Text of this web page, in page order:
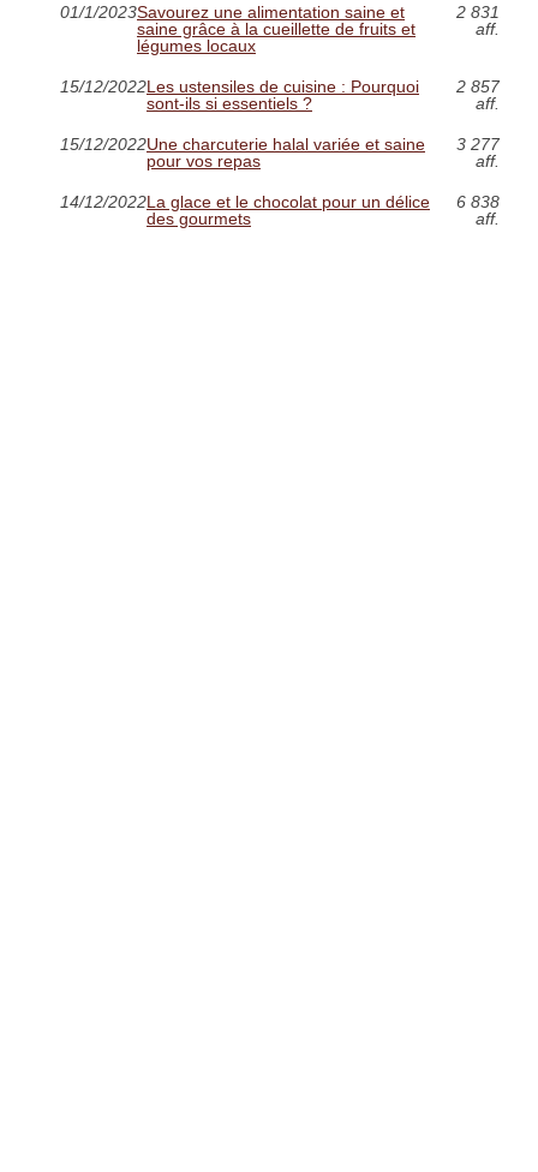
01/1/2023Savourez une alimentation saine et
saine grâce à la cueillette de fruits et
légumes locaux
2 831
aff.
15/12/2022Les ustensiles de cuisine : Pourquoi
sont-ils si essentiels ?
2 857
aff.
15/12/2022Une charcuterie halal variée et saine
pour vos repas
3 277
aff.
14/12/2022La glace et le chocolat pour un délice
des gourmets
6 838
aff.